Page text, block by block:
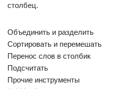
столбец.
Объединить и разделить
Сортировать и перемешать
Перенос слов в столбик
Подсчитать
Прочие инструменты